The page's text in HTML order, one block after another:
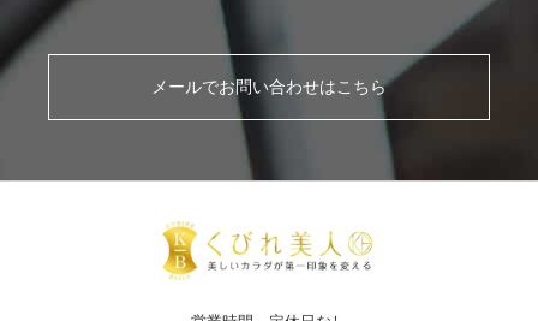
メールでお問い合わせはこちら